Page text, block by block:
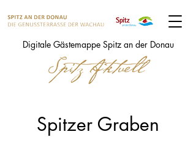
Digitale Gästemappe Spitz an der Donau
Spitzer Graben